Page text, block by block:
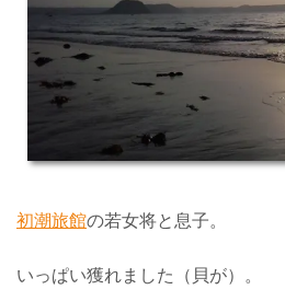
初潮旅館の若女将と息子。
いっぱい獲れました（貝が）。